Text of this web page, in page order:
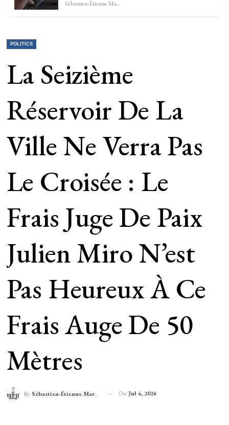
Sébastien-Étienne Marechal
POLITICS
La Seizième
Réservoir De La
Ville Ne Verra Pas
Le Croisée : Le
Frais Juge De Paix
Julien Miro N’est
Pas Heureux À Ce
Frais Auge De 50
Mètres
By Sébastien-Étienne Marechal On Jul 4, 2026